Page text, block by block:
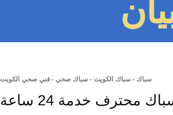
سباك - سباك الكويت - سباك صحي - فني صحي الكويت